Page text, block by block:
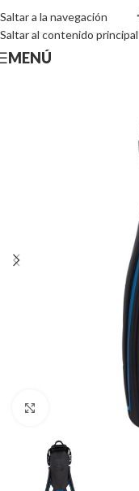
Saltar a la navegación
Saltar al contenido principal
MENÚ
Pulsa para ampliar